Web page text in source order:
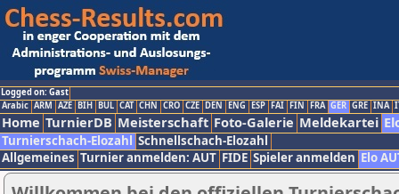
Logged on: Gast
Arabic ARM AZE BIH BUL CAT CHN CRO CZE DEN ENG ESP FAI FIN FRA GER GRE INA
Home TurnierDB Meisterschaft Foto-Galerie Meldekartei
Turnierschach-Elozahl Schnellschach-Elozahl
Allgemeines Turnier anmelden: AUT FIDE Spieler anmelden Elo